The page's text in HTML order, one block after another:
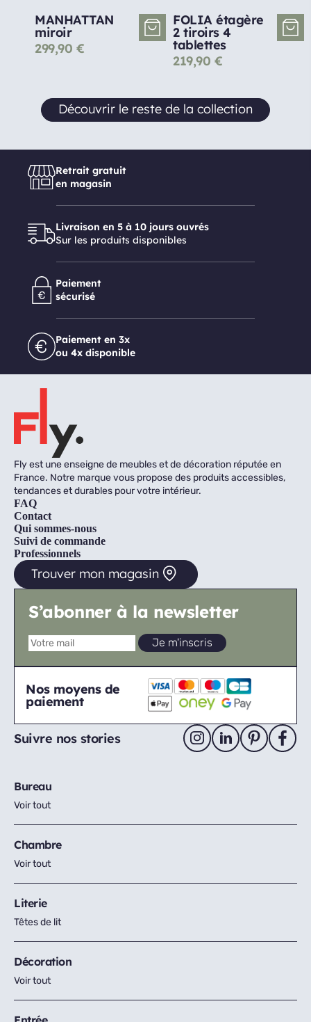
MANHATTAN
miroir
299,90 €
FOLIA étagère
2 tiroirs 4
tablettes
219,90 €
Découvrir le reste de la collection
Retrait gratuit
en magasin
Livraison en 5 à 10 jours ouvrés
Sur les produits disponibles
Paiement
sécurisé
Paiement en 3x
ou 4x disponible
Fly est une enseigne de meubles et de décoration réputée en
France. Notre marque vous propose des produits accessibles,
tendances et durables pour votre intérieur.
FAQ
Contact
Qui sommes-nous
Suivi de commande
Professionnels
Trouver mon magasin
S’abonner à la newsletter
Nos moyens de
paiement
Suivre nos stories
Bureau
Voir tout
Chambre
Voir tout
Literie
Têtes de lit
Décoration
Voir tout